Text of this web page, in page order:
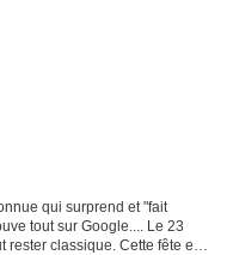
qui surprend et "fait
tout sur Google.... Le 23
classique. Cette fête est